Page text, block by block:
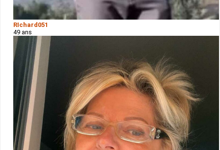
RIchard051
49 ans